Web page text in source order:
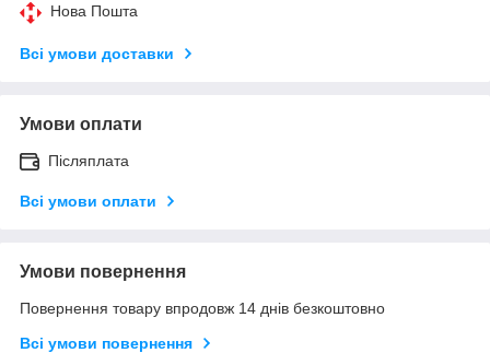
Нова Пошта
Всі умови доставки
Умови оплати
Післяплата
Всі умови оплати
Умови повернення
Повернення товару впродовж 14 днів безкоштовно
Всі умови повернення